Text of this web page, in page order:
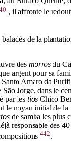
, il affronte le
de la
des morros du
argent pour sa
Amaro da
Jorge, dans le
par les tios Chico
noyau initial de
de samba les plus
responsable des
442.